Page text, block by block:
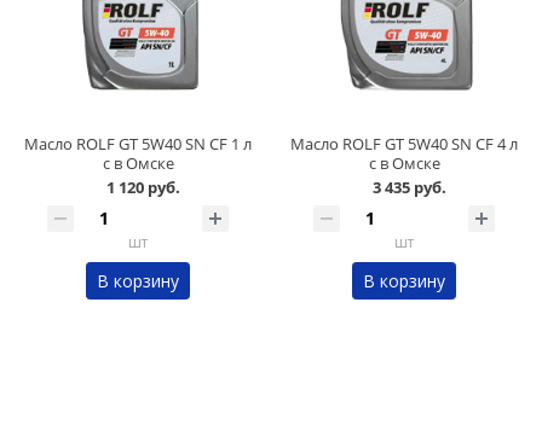
Масло ROLF GT 5W40 SN CF 1 л
с в Омске
1 120 руб.
шт
В корзину
Масло ROLF GT 5W40 SN CF 4 л
с в Омске
3 435 руб.
шт
В корзину